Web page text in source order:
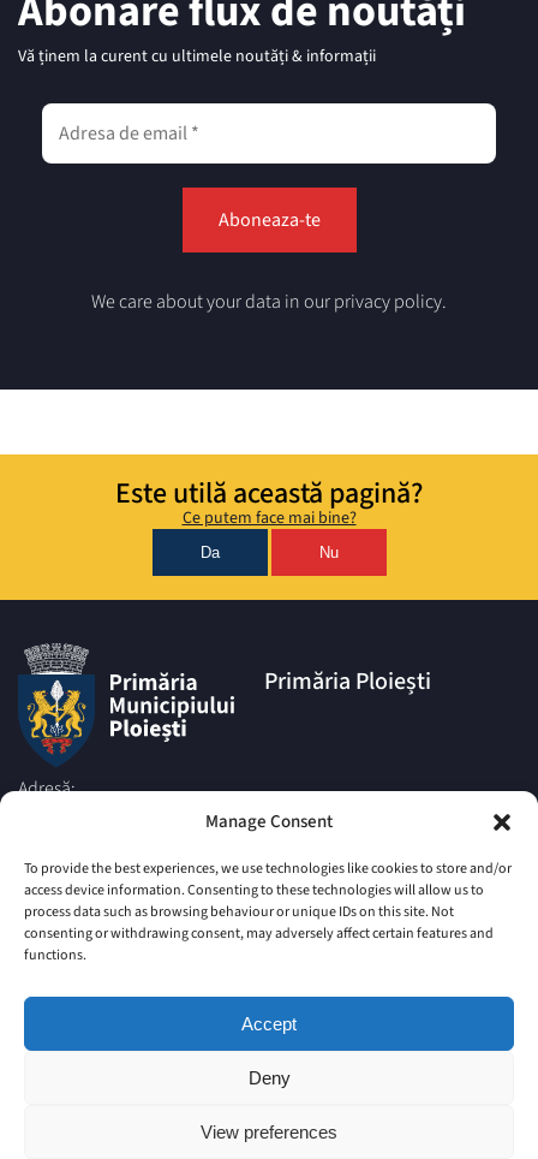
Manage Consent
To provide the best experiences, we use technologies like cookies to store and/or
access device information. Consenting to these technologies will allow us to
process data such as browsing behaviour or unique IDs on this site. Not
consenting or withdrawing consent, may adversely affect certain features and
functions.
Accept
Deny
View preferences
Vă ținem la curent cu ultimele noutăți & informații
We care about your data in our privacy policy.
Este utilă această pagină?
Ce putem face mai bine?
Da Nu
Adresă:
Ploiesti, Judetul Prahova, cod
Telefon:
+4 0244 516 699|+4 0244 595
063
+4 0244 984
Email:
Primăria Ploiești
© Primăria Municipiului Ploiesti
Politica privind Cookie-urile